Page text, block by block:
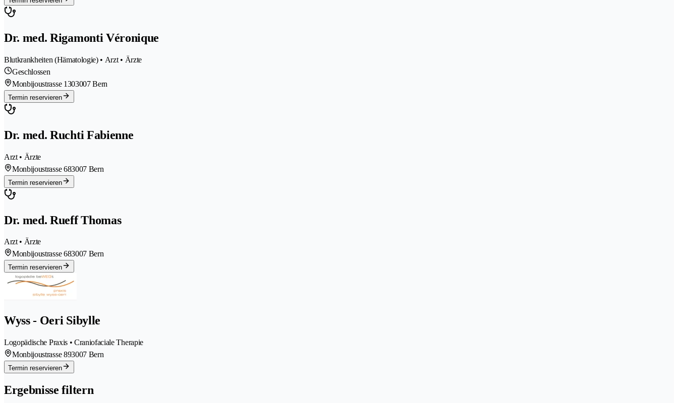
Dr. med. Rigamonti Véronique
Blutkrankheiten (Hämatologie) • Arzt • Ärzte
Geschlossen
Monbijoustrasse 1303007 Bern
Termin reservieren
Dr. med. Ruchti Fabienne
Arzt • Ärzte
Monbijoustrasse 683007 Bern
Termin reservieren
Dr. med. Rueff Thomas
Arzt • Ärzte
Monbijoustrasse 683007 Bern
Termin reservieren
Wyss - Oeri Sibylle
Logopädische Praxis • Craniofaciale Therapie
Monbijoustrasse 893007 Bern
Termin reservieren
Ergebnisse filtern